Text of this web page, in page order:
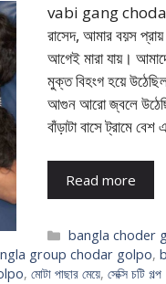
vabi gang choda
রাসেদ, আমার বয়স
আগেই মারা যায়।
মুক্ত বিহংগ হয়ে
আগুন আরো জ্বলে
বাঁড়াটা বাসে ট্রামে
Read more
Categories
bangla choder
group chodar golpo,
, মোটা পাছার মেয়ে, সেক্সি চটি গল্প